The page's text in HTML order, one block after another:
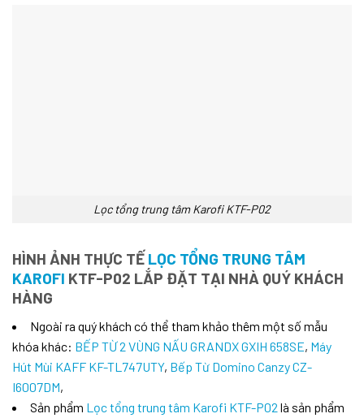
Lọc tổng trung tâm Karofi KTF-P02
HÌNH ẢNH THỰC TẾ LỌC TỔNG TRUNG TÂM
KAROFI KTF-P02 LẮP ĐẶT TẠI NHÀ QUÝ KHÁCH
HÀNG
Ngoài ra quý khách có thể tham khảo thêm một số mẫu
khóa khác: BẾP TỪ 2 VÙNG NẤU GRANDX GXIH 658SE, Máy
Hút Mùi KAFF KF-TL747UTY, Bếp Từ Domino Canzy CZ-
I6007DM,
Sản phẩm Lọc tổng trung tâm Karofi KTF-P02 là sản phẩm